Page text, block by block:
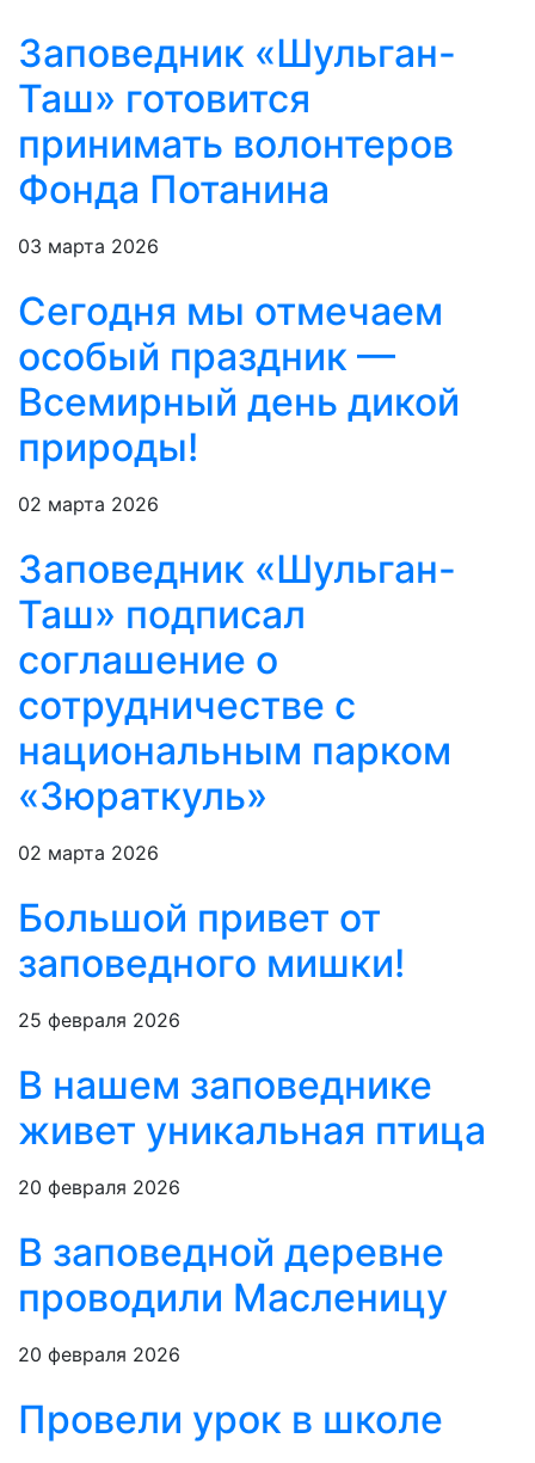
Заповедник «Шульган-
Таш» готовится
принимать волонтеров
Фонда Потанина
03 марта 2026
Сегодня мы отмечаем
особый праздник —
Всемирный день дикой
природы!
02 марта 2026
Заповедник «Шульган-
Таш» подписал
соглашение о
сотрудничестве с
национальным парком
«Зюраткуль»
02 марта 2026
Большой привет от
заповедного мишки!
25 февраля 2026
В нашем заповеднике
живет уникальная птица
20 февраля 2026
В заповедной деревне
проводили Масленицу
20 февраля 2026
Провели урок в школе